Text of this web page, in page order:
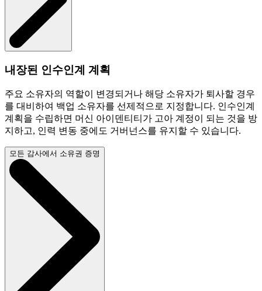
내장된 인수인계 계획
주요 소유자의 역할이 변경되거나 해당 소유자가 퇴사할 경우
를 대비하여 백업 소유자를 선제적으로 지정합니다. 인수인계
계획을 수립하면 머신 아이덴티티가 고아 계정이 되는 것을 방
지하고, 인력 변동 중에도 거버넌스를 유지할 수 있습니다.
모든 감사에서 소유권 증명